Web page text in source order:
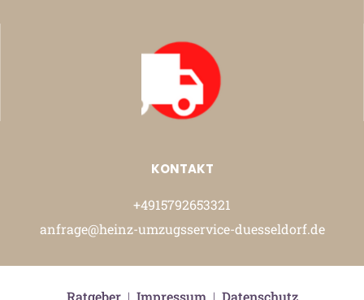
KONTAKT
+4915792653321
anfrage@heinz-umzugsservice-duesseldorf.de
Ratgeber| Impressum | Datenschutz